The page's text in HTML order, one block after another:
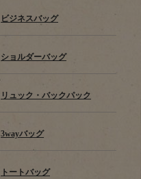
ビジネスバッグ
ショルダーバッグ
リュック・バックパック
3wayバッグ
トートバッグ